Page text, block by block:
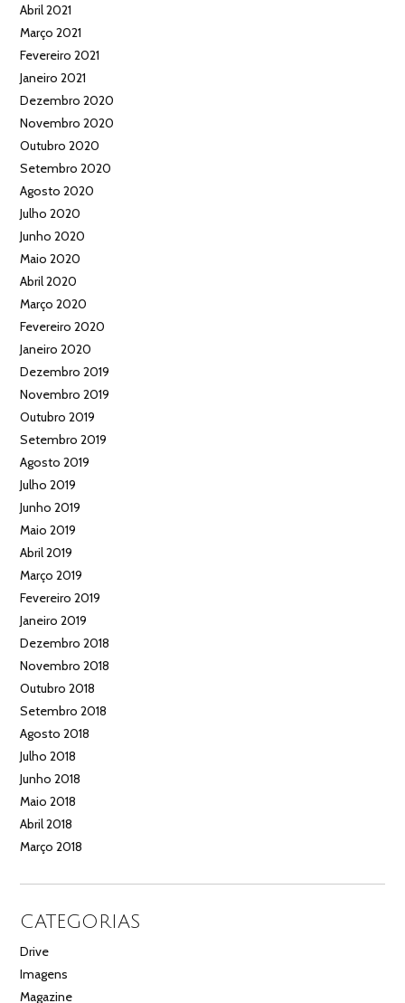
Abril 2021
Março 2021
Fevereiro 2021
Janeiro 2021
Dezembro 2020
Novembro 2020
Outubro 2020
Setembro 2020
Agosto 2020
Julho 2020
Junho 2020
Maio 2020
Abril 2020
Março 2020
Fevereiro 2020
Janeiro 2020
Dezembro 2019
Novembro 2019
Outubro 2019
Setembro 2019
Agosto 2019
Julho 2019
Junho 2019
Maio 2019
Abril 2019
Março 2019
Fevereiro 2019
Janeiro 2019
Dezembro 2018
Novembro 2018
Outubro 2018
Setembro 2018
Agosto 2018
Julho 2018
Junho 2018
Maio 2018
Abril 2018
Março 2018
CATEGORIAS
Drive
Imagens
Magazine